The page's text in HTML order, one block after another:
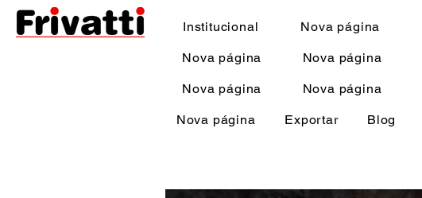
Institucional Nova página
Nova página Nova página
Nova página Nova página
Nova página Exportar Blog